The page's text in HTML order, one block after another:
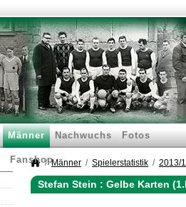
Männer Nachwuchs Fotos
FanshopMänner Spielerstatistik 2013/
Stefan Stein : Gelbe Karten